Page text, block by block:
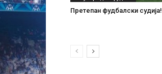
Претепан фудбалски судија!